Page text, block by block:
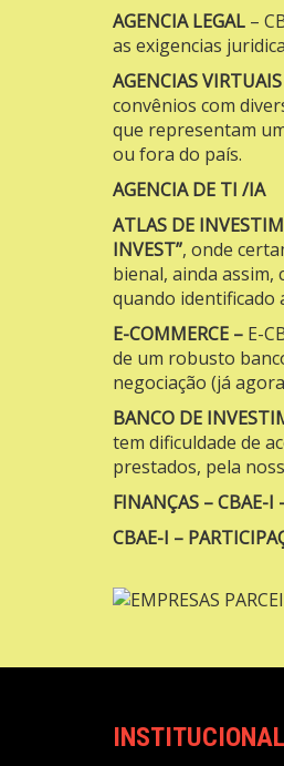
AGENCIA LEGAL –
as exigencias
AGENCIAS VIRTUAIS
convênios com
que representam
ou fora do país.
AGENCIA DE TI /IA
ATLAS DE
INVEST”, onde
bienal, ainda
quando identificado
E-COMMERCE – E-
de um robusto
negociação (já
BANCO DE
tem dificuldade de
prestados, pela
FINANÇAS –CBAE-I
CBAE-I –
INSTITUCIONAL